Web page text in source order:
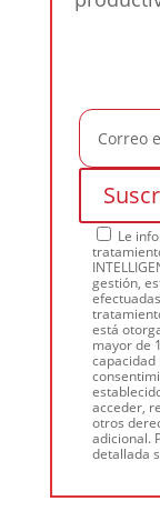
Le
gestión,
está
mayor de
capacidad
acceder,
otros
adicional.
detallada